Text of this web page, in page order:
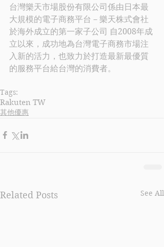
台灣樂天市場股份有限公司係由日本最
大規模的電子商務平台－樂天株式會社
於海外成立的第一家子公司 自2008年成
立以來，成功地為台灣電子商務市場注
入新的活力，也致力於打造最新最優質
的服務平台給台灣的消費者。
Tags:
Rakuten TW
其他優惠
Related Posts See All